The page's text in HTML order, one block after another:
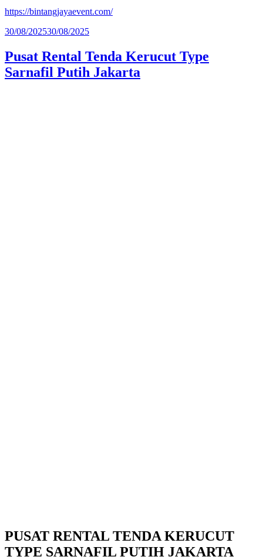
https://bintangjayaevent.com/
Diposkan
30/08/202530/08/2025
Pusat Rental Tenda Kerucut Type
Sarnafil Putih Jakarta
PUSAT RENTAL TENDA KERUCUT
TYPE SARNAFIL PUTIH JAKARTA